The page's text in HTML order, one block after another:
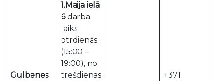
Gulbenes
1.Maija ielā
6darba
laiks:
otrdienās
(15:00 –
19:00), no
trešdienas
+371